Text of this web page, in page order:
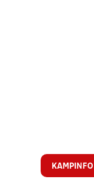
KAMPINFO